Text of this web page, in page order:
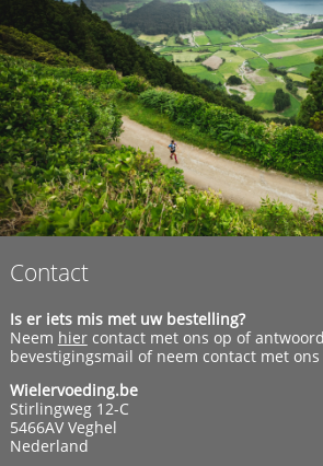
Contact
Is er iets mis met uw bestelling?
Neem hiercontact met ons op of
bevestigingsmail of neem contact met ons
Wielervoeding.be
Stirlingweg 12-C
5466AV Veghel
Nederland